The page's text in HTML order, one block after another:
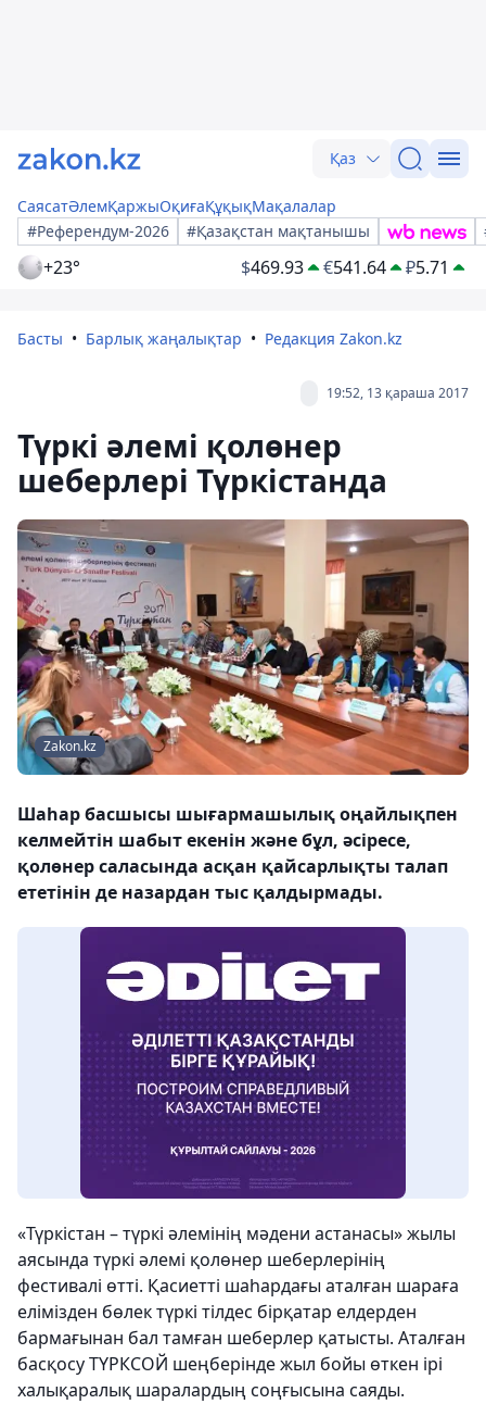
Қаз
СаясатӘлемҚаржыОқиғаҚұқықМақалалар
#Референдум-2026
#Қазақстан мақтанышы
+23° $469.93 €541.64 ₽5.71
Басты Барлық жаңалықтар Редакция Zakon.kz
19:52, 13 қараша 2017
Түркі әлемі қолөнер
шеберлері Түркістанда
Zakon.kz
Шаһар басшысы шығармашылық оңайлықпен
келмейтін шабыт екенін және бұл, әсіресе,
қолөнер саласында асқан қайсарлықты талап
ететінін де назардан тыс қалдырмады.
«Түркістан – түркі әлемінің мәдени астанасы» жылы
аясында түркі әлемі қолөнер шеберлерінің
фестивалі өтті. Қасиетті шаһардағы аталған шараға
елімізден бөлек түркі тілдес бірқатар елдерден
бармағынан бал тамған шеберлер қатысты. Аталған
басқосу ТҮРКСОЙ шеңберінде жыл бойы өткен ірі
халықаралық шаралардың соңғысына саяды.